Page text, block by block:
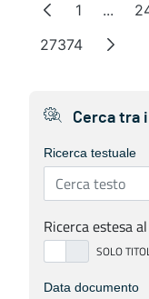
Pagina
1 ...
Pagina
27374
Cerca tra
Ricerca testuale
Ricerca estesa
Data documento